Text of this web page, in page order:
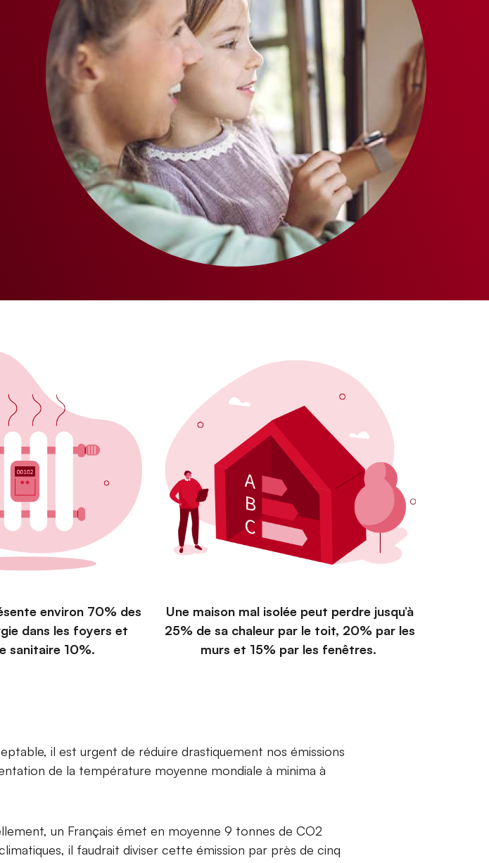
environ 70% des
dans les foyers et
sanitaire 10%.
Une maison mal isolée peut perdre jusqu’à
25% de sa chaleur par le toit, 20% par les
murs et 15% par les fenêtres.
il est urgent de réduire drastiquement nos émissions
de la température moyenne mondiale à minima à
un Français émet en moyenne 9 tonnes de CO2
il faudrait diviser cette émission par près de cinq